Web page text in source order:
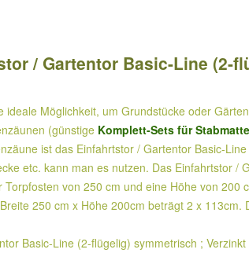
/ Gartentor Basic-Line (2-
Möglichkeit, um Grundstücke oder
(günstige Komplett-Sets für
ist das Einfahrtstor / Gartentor Basic-
etc. kann man es nutzen. Das Einfahrtstor /
von 250 cm und eine Höhe von
250 cm x Höhe 200cm beträgt 2 x
Basic-Line (2-flügelig) symmetrisch ;